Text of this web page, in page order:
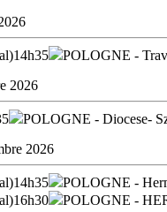
14h35 POLOGNE -
2026
POLOGNE - Diocese-
2026
14h35 POLOGNE -
16h30 POLOGNE -